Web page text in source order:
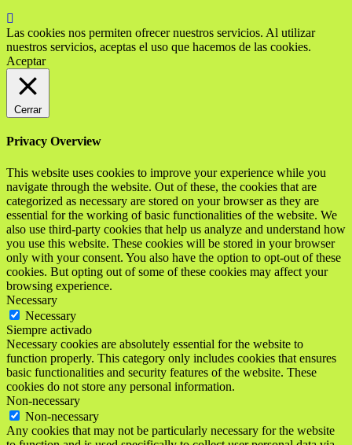
Las cookies nos permiten ofrecer nuestros servicios. Al utilizar
nuestros servicios, aceptas el uso que hacemos de las cookies.
Aceptar
Cerrar
Privacy Overview
This website uses cookies to improve your experience while you
navigate through the website. Out of these, the cookies that are
categorized as necessary are stored on your browser as they are
essential for the working of basic functionalities of the website. We
also use third-party cookies that help us analyze and understand how
you use this website. These cookies will be stored in your browser
only with your consent. You also have the option to opt-out of these
cookies. But opting out of some of these cookies may affect your
browsing experience.
Necessary
Necessary
Siempre activado
Necessary cookies are absolutely essential for the website to
function properly. This category only includes cookies that ensures
basic functionalities and security features of the website. These
cookies do not store any personal information.
Non-necessary
Non-necessary
Any cookies that may not be particularly necessary for the website